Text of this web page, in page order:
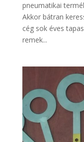
pneumatikai
Akkor bátran
cég sok éves
remek...